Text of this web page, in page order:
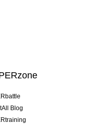
Blog